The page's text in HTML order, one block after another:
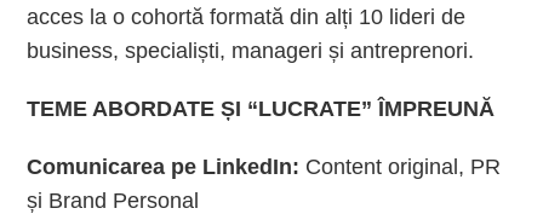
acces la o cohortă formată din alți 10 lideri de
business, specialiști, manageri și antreprenori.
TEME ABORDATE ȘI “LUCRATE” ÎMPREUNĂ
Comunicarea pe LinkedIn: Content original, PR
și Brand Personal